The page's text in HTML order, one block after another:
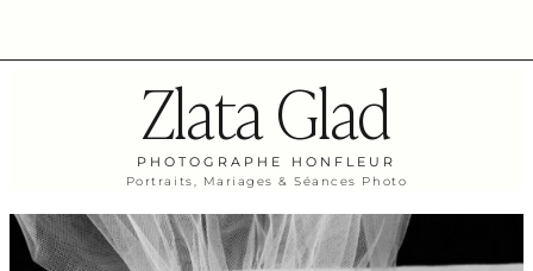
Zlata Glad
PHOTOGRAPHE HONFLEUR
Portraits, Mariages & Séances Photo